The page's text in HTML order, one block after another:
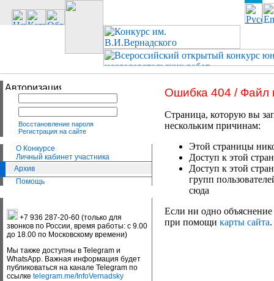
Восстановление пароля
Регистрация на сайте
О Конкурсе
Личный кабинет участника
Архив
Помощь
+7 936 287-20-60 (только для
звонков по России, время работы: с 9.00
до 18.00 по Московскому времени)
Мы также доступны в Telegram и
WhatsApp. Важная информация будет
публиковаться на канале Telegram по
ссылке telegram.me/InfoVernadsky
Ошибка 404 / Файл
Страница, которую вы
нескольким причинам:
Этой страницы
Доступ к этой
Доступ к этой
групп
сюда
Если ни одно объяснение
при помощи карты сайта.